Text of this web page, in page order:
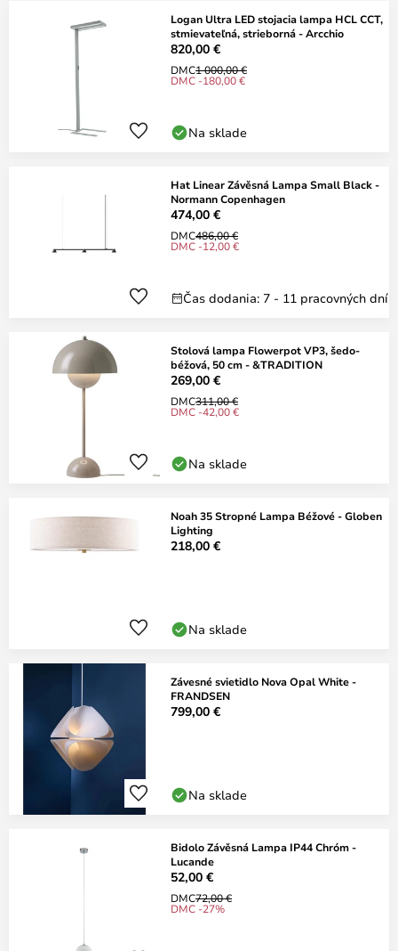
Logan Ultra LED stojacia lampa HCL CCT,
stmievateľná, strieborná - Arcchio
820,00 €
DMC1 000,00 €
DMC -180,00 €
Na sklade
Hat Linear Závěsná Lampa Small Black -
Normann Copenhagen
474,00 €
DMC486,00 €
DMC -12,00 €
Čas dodania: 7 - 11 pracovných dní
Stolová lampa Flowerpot VP3, šedo-
béžová, 50 cm - &TRADITION
269,00 €
DMC311,00 €
DMC -42,00 €
Na sklade
Noah 35 Stropné Lampa Béžové - Globen
Lighting
218,00 €
Na sklade
Závesné svietidlo Nova Opal White -
FRANDSEN
799,00 €
Na sklade
Bidolo Závěsná Lampa IP44 Chróm -
Lucande
52,00 €
DMC72,00 €
DMC -27%